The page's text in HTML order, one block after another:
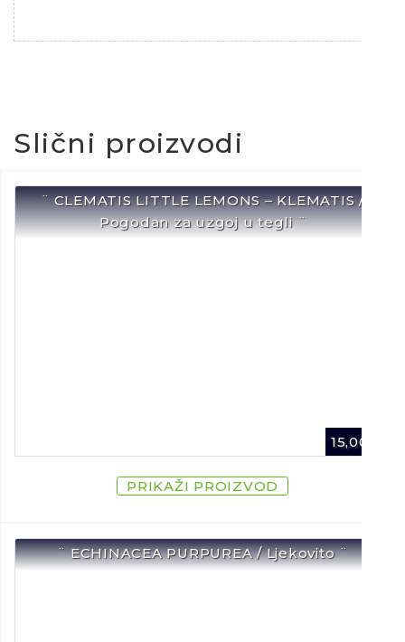
Slični proizvodi
¨ CLEMATIS LITTLE LEMONS – KLEMATIS /
Pogodan za uzgoj u tegli ¨
15,00
PRIKAŽI PROIZVOD
¨ ECHINACEA PURPUREA / Ljekovito ¨